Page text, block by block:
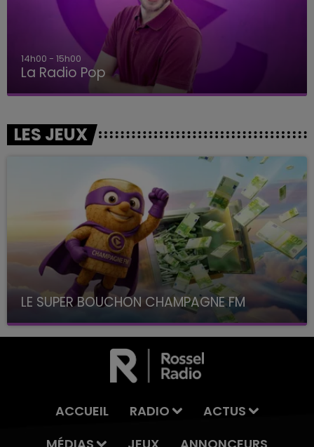
14h00 - 15h00
La Radio Pop
LES JEUX
LE SUPER BOUCHON CHAMPAGNE FM
avec La Famille Champagne FM, à 8H10
ACCUEIL RADIO
ACTUS